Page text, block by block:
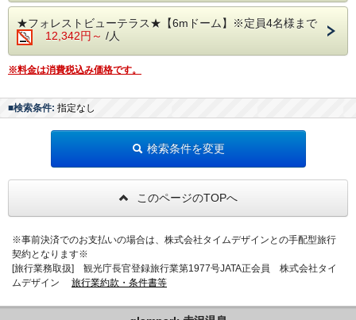
【 注意事項 】
◆旅館内には看板にゃんこ・看板わんこを飼ってお
また旅館内にペットの宿泊可能なお部屋もございま
す。
動物嫌いやアレルギーの方の為に締め出すことは出
◆ドームテントの周りに池や川、草むら等がありま
す。危ないので、お子様から目を離さないようにお
願いします。
ください。
◆お車で4分でファミリーマート那須塩原温泉店が
＜期間限定割引キャンペーン実施中！＞
※表示されている料金は割引後の料金です。
​※キャンペーンは予告なく終了する場合がございま
⇒@glampark
◆温泉は自家源泉かけ流しですが、源泉が少し温め
です。
露天風呂は温めで足元が冷たい時もあり冬季ご入浴
出来ない事もございます。
す。
◆旅館内には看板にゃんこ・看板わんこを飼ってお
ります。
また旅館内にペットの宿泊可能なお部屋もございま
すので、猫・犬が館内・屋外を通ることがございま
す。
動物嫌いやアレルギーの方の為に締め出すことは出
す。危ないので、お子様から目を離さないようにお
◆自然の環境なので虫がいる事がありますのでご留
意ください。
お問合せやよくある質問は公式LINE
⇒@glampark
★☆自然と温泉の”glampark 赤沢温泉”で贅沢な源
泉グランピング☆★
私たちだけの空間…専用のガーデンテラスでオリジ
プレート付きBBQコンロ付きだからでお客様オリジ
ナルの食材持ち込みBBQコースが可能！ご自由にご
利用いただけます。
◆トング、カトラリー（フォーク・スプーン等）、
お皿、コップ、包丁、まな板は貸出がございます。
◆お鍋・フライパン・その他の調理器具および調味
料はご自身でご用意ください。
◆食材・飲料の持ち込みは自由です。
の食事をご選択ください。
ております。
※コンロ、その他の火器類の持ち込みはご遠慮いた
▲ゴミは設置しておりますゴミ箱へお捨てください
★フォレストビューテラス★【6mドーム】※定員4名様まで
12,342円～ /人
※料金は消費税込み価格です。
■検索条件: 指定なし
検索条件を変更
このページのTOPへ
※事前決済でのお支払いの場合は、株式会社タイムデザインとの手配型旅行
契約となります※
[旅行業務取扱] 観光庁長官登録旅行業第1977号JATA正会員 株式会社タイ
ムデザイン 旅行業約款・条件書等